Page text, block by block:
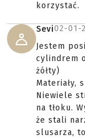
korzystać.
Sevi02-01-
Jestem
cylindrem
żółty)
Materiały,
Niewiele
na tłoku.
że stali
slusarza,